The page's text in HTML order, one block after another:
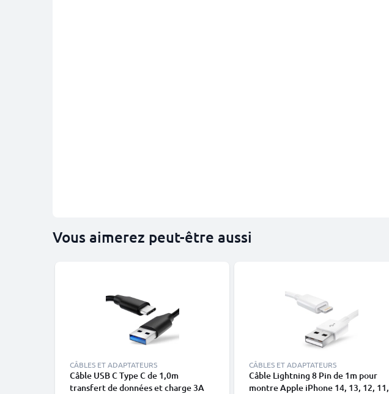
Vous aimerez peut-être aussi
CÂBLES ET ADAPTATEURS
Câble USB C Type C de 1,0m
transfert de données et charge 3A
CÂBLES ET ADAPTATEURS
Câble Lightning 8 Pin de 1m pour
montre Apple iPhone 14, 13, 12, 11,